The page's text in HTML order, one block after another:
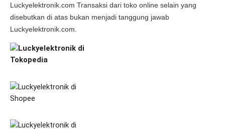
Luckyelektronik.com Transaksi dari toko online selain yang
disebutkan di atas bukan menjadi tanggung jawab
Luckyelektronik.com.